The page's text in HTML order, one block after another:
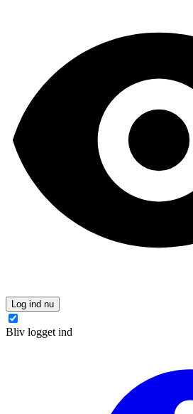
Log ind nu
Bliv logget ind